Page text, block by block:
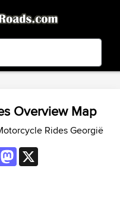
Google Play
Overview Map
Rides Georgië
Mastodon